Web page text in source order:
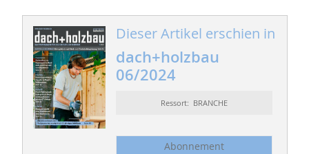
Dieser Artikel erschien in
dach+holzbau
06/2024
Ressort: BRANCHE
Abonnement